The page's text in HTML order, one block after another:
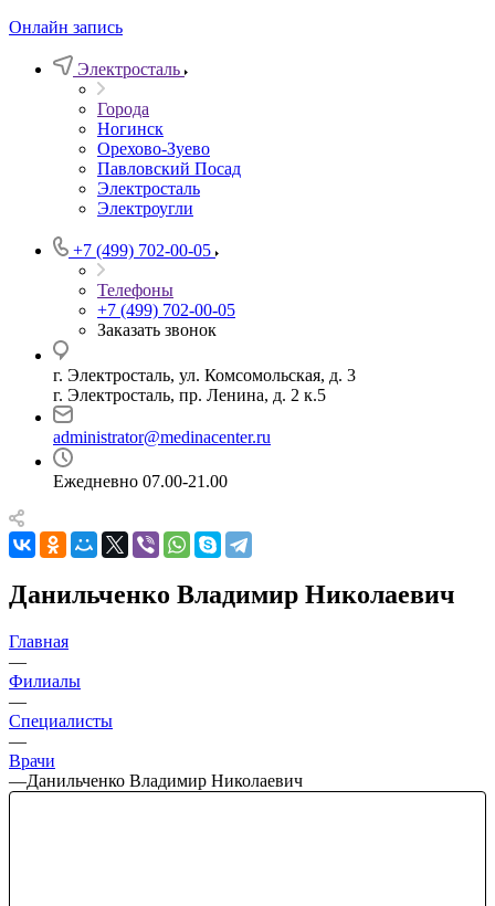
Онлайн запись
Электросталь
Города
Ногинск
Орехово-Зуево
Павловский Посад
Электросталь
Электроугли
+7 (499) 702-00-05
Телефоны
+7 (499) 702-00-05
Заказать звонок
г. Электросталь, ул. Комсомольская, д. 3
г. Электросталь, пр. Ленина, д. 2 к.5
administrator@medinacenter.ru
Ежедневно 07.00-21.00
Данильченко Владимир Николаевич
Главная
—
Филиалы
—
Специалисты
—
Врачи
—Данильченко Владимир Николаевич